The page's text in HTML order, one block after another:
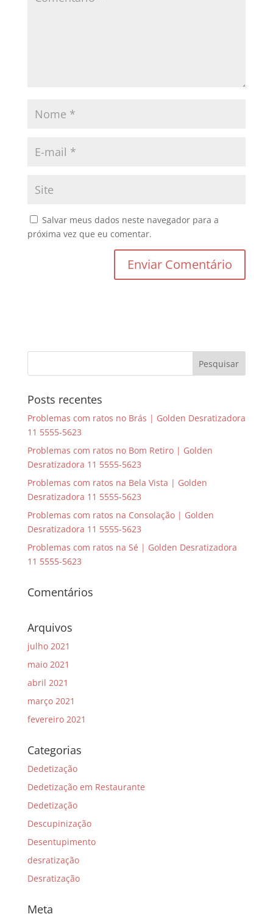
Salvar meus dados neste navegador para a
próxima vez que eu comentar.
Posts recentes
Problemas com ratos no Brás | Golden Desratizadora
11 5555-5623
Problemas com ratos no Bom Retiro | Golden
Desratizadora 11 5555-5623
Problemas com ratos na Bela Vista | Golden
Desratizadora 11 5555-5623
Problemas com ratos na Consolação | Golden
Desratizadora 11 5555-5623
Problemas com ratos na Sé | Golden Desratizadora
11 5555-5623
Comentários
Arquivos
julho 2021
maio 2021
abril 2021
março 2021
fevereiro 2021
Categorias
Dedetização
Dedetização em Restaurante
Dedetização
Descupinização
Desentupimento
desratização
Desratização
Meta